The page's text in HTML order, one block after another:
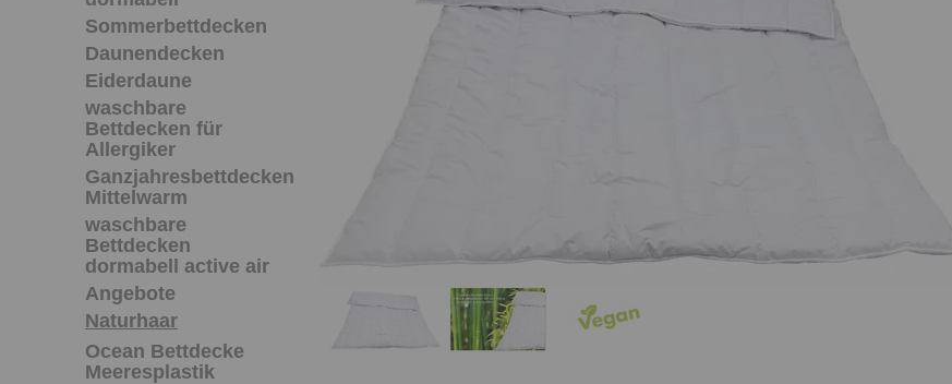
Sommerbettdecken
Daunendecken
Eiderdaune
waschbare
Bettdecken für
Allergiker
Ganzjahresbettdecken
Mittelwarm
waschbare
Bettdecken
dormabell active air
Angebote
Naturhaar
Ocean Bettdecke
Meeresplastik